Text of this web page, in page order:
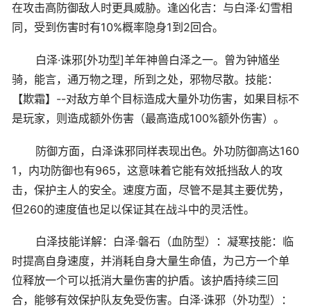
在攻击高防御敌人时更具威胁。逢凶化吉：与白泽·幻雪相
同，受到伤害时有10%概率隐身1到2回合。
白泽·诛邪[外功型]羊年神兽白泽之一。曾为钟馗坐
骑，能言，通万物之理，所到之处，邪物尽散。技能：
【欺霜】--对敌方单个目标造成大量外功伤害，如果目标不
是玩家，则造成额外伤害（最高造成100%额外伤害）。
防御方面，白泽诛邪同样表现出色。外功防御高达160
1，内功防御也有965，这意味着它能有效抵挡敌人的攻
击，保护主人的安全。速度方面，尽管不是其主要优势，
但260的速度值也足以保证其在战斗中的灵活性。
白泽技能详解：白泽·磐石（血防型）：凝寒技能：临
时提高自身速度，并消耗自身大量生命值，为己方一个单
位释放一个可以抵消大量伤害的护盾。该护盾持续三回
合，能够有效保护队友免受伤害。白泽·诛邪（外功型）：